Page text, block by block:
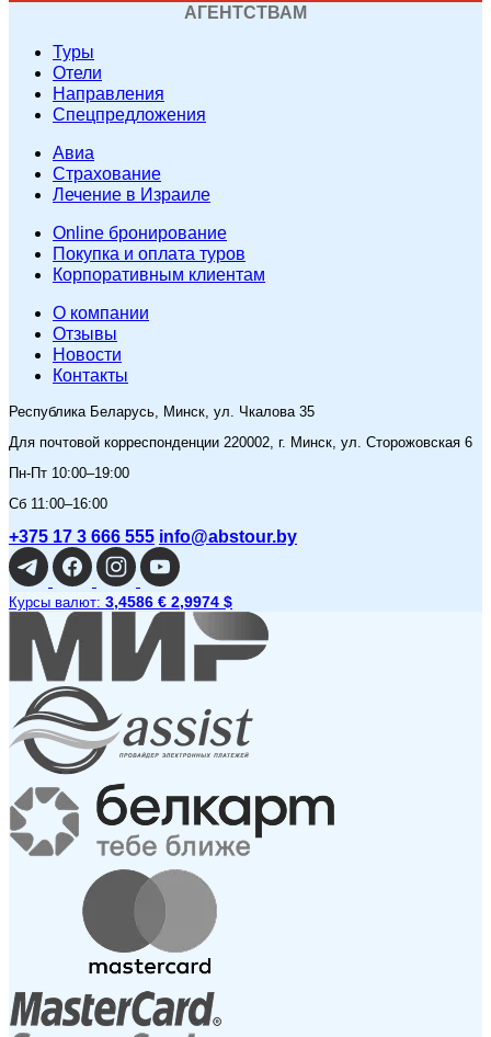
АГЕНТСТВАМ
Туры
Отели
Направления
Спецпредложения
Авиа
Страхование
Лечение в Израиле
Online бронирование
Покупка и оплата туров
Корпоративным клиентам
O компании
Отзывы
Новости
Контакты
Республика Беларусь, Минск, ул. Чкалова 35
Для почтовой корреспонденции 220002, г. Минск, ул. Сторожовская 6
Пн-Пт 10:00–19:00
Сб 11:00–16:00
+375 17 3 666 555 info@abstour.by
Курсы валют: 3,4586 € 2,9974 $